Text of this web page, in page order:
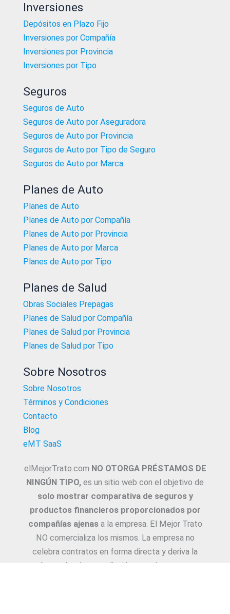
Inversiones
Depósitos en Plazo Fijo
Inversiones por Compañía
Inversiones por Provincia
Inversiones por Tipo
Seguros
Seguros de Auto
Seguros de Auto por Aseguradora
Seguros de Auto por Provincia
Seguros de Auto por Tipo de Seguro
Seguros de Auto por Marca
Planes de Auto
Planes de Auto
Planes de Auto por Compañía
Planes de Auto por Provincia
Planes de Auto por Marca
Planes de Auto por Tipo
Planes de Salud
Obras Sociales Prepagas
Planes de Salud por Compañía
Planes de Salud por Provincia
Planes de Salud por Tipo
Sobre Nosotros
Sobre Nosotros
Términos y Condiciones
Contacto
Blog
eMT SaaS
elMejorTrato.com NO OTORGA PRÉSTAMOS DE
NINGÚN TIPO, es un sitio web con el objetivo de
solo mostrar comparativa de seguros y
productos financieros proporcionados por
compañías ajenasa la empresa. El Mejor Trato
NO comercializa los mismos. La empresa no
celebra contratos en forma directa y deriva la
Asesoría e intermediación a productores y